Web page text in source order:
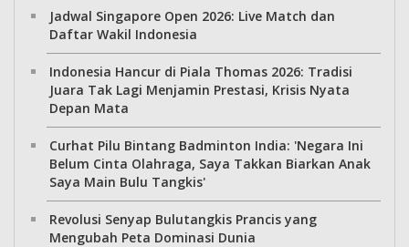
Jadwal Singapore Open 2026: Live Match dan
Daftar Wakil Indonesia
Indonesia Hancur di Piala Thomas 2026: Tradisi
Juara Tak Lagi Menjamin Prestasi, Krisis Nyata
Depan Mata
Curhat Pilu Bintang Badminton India: 'Negara Ini
Belum Cinta Olahraga, Saya Takkan Biarkan Anak
Saya Main Bulu Tangkis'
Revolusi Senyap Bulutangkis Prancis yang
Mengubah Peta Dominasi Dunia